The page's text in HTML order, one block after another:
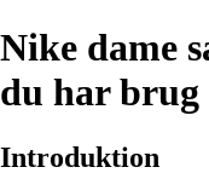
Nike dame
du har
Introduktion